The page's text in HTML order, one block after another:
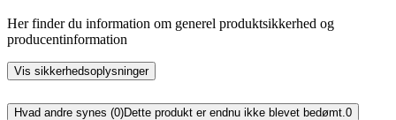
Her finder du information om generel produktsikkerhed og
producentinformation
Vis sikkerhedsoplysninger
Hvad andre synes (0)Dette produkt er endnu ikke blevet bedømt. 0